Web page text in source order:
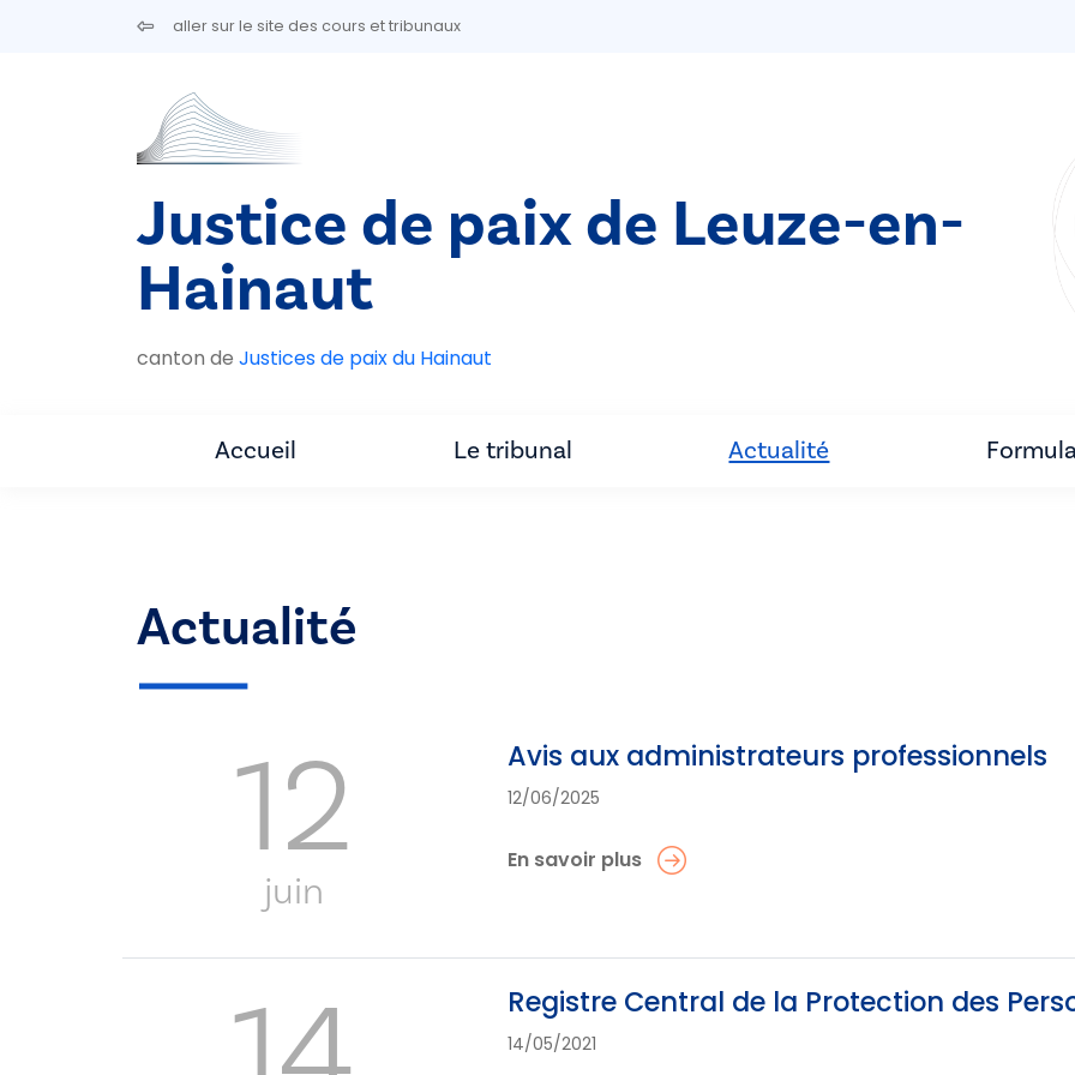
Aller au contenu principalaller sur le site des cours et tribunaux
Justice de paix de Leuze-en-
Hainaut
canton de Justices de paix du Hainaut
Accueil Le tribunal Actualité
Actualité
12
juin
Avis aux administrateurs professionnels
12/06/2025
En savoir plus
Registre Central de la Protection des
14/05/2021